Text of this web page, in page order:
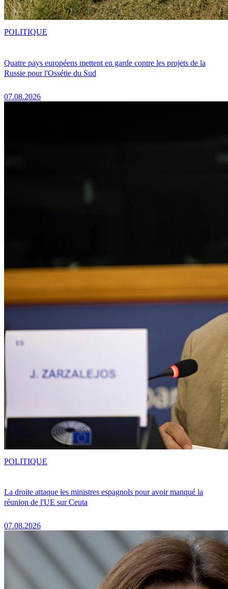
Quatre pays européens mettent en garde contre les projets de la
Russie pour l'Ossétie du Sud
07.08.2026
POLITIQUE
La droite attaque les ministres espagnols pour avoir manqué la
réunion de l'UE sur Ceuta
07.08.2026
POLITIQUE